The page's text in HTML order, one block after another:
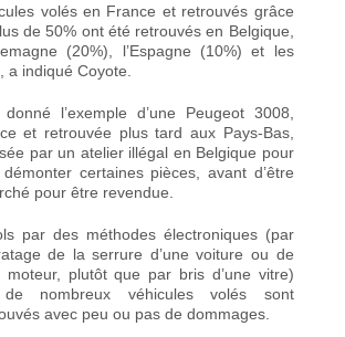
volés en France et retrouvés grâce
de 50% ont été retrouvés en Belgique,
(20%), l’Espagne (10%) et les
a indiqué Coyote.
l’exemple d’une Peugeot 3008,
et retrouvée plus tard aux Pays-Bas,
par un atelier illégal en Belgique pour
certaines pièces, avant d’être
pour être revendue.
par des méthodes électroniques (par
de la serrure d’une voiture ou de
moteur, plutôt que par bris d’une vitre)
nombreux véhicules volés sont
avec peu ou pas de dommages.